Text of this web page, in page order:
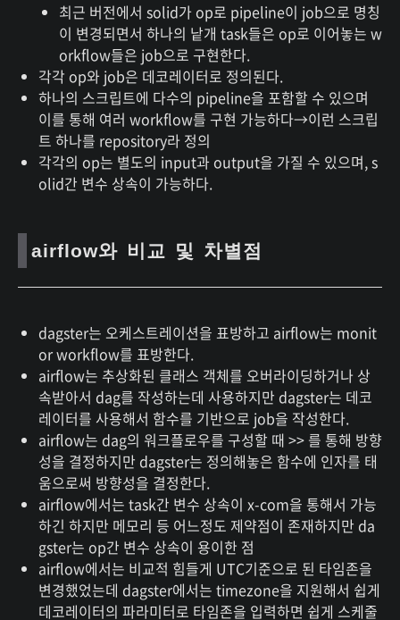
최근 버전에서 solid가 op로 pipeline이 job으로 명칭
이 변경되면서 하나의 낱개 task들은 op로 이어놓는 w
orkflow들은 job으로 구현한다.
각각 op와 job은 데코레이터로 정의된다.
하나의 스크립트에 다수의 pipeline을 포함할 수 있으며
이를 통해 여러 workflow를 구현 가능하다→이런 스크립
트 하나를 repository라 정의
각각의 op는 별도의 input과 output을 가질 수 있으며, s
olid간 변수 상속이 가능하다.
airflow와 비교 및 차별점
dagster는 오케스트레이션을 표방하고 airflow는 monit
or workflow를 표방한다.
airflow는 추상화된 클래스 객체를 오버라이딩하거나 상
속받아서 dag를 작성하는데 사용하지만 dagster는 데코
레이터를 사용해서 함수를 기반으로 job을 작성한다.
airflow는 dag의 워크플로우를 구성할 때 >> 를 통해 방향
성을 결정하지만 dagster는 정의해놓은 함수에 인자를 태
움으로써 방향성을 결정한다.
airflow에서는 task간 변수 상속이 x-com을 통해서 가능
하긴 하지만 메모리 등 어느정도 제약점이 존재하지만 da
gster는 op간 변수 상속이 용이한 점
airflow에서는 비교적 힘들게 UTC기준으로 된 타임존을
변경했었는데 dagster에서는 timezone을 지원해서 쉽게
데코레이터의 파라미터로 타임존을 입력하면 쉽게 스케줄